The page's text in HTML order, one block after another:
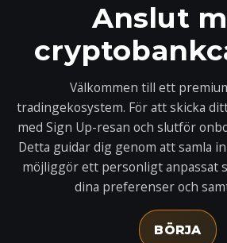
Anslut
Välkommen till ett
tradingekosystem. För att skicka
med Sign Up-resan och slutför
Detta guidar dig genom att samla
möjliggör ett personligt anpassat
dina preferenser och
BÖRJA